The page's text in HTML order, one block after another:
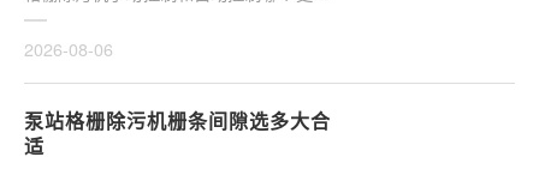
靠，往往是项目决策的关键环节。这并非
2026-08-06
泵站格栅除污机栅条间隙选多大合
适